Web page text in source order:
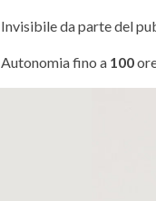
Invisibile da parte del
Autonomia fino a 100